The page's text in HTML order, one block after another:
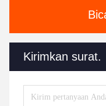
Kirimkan surat.